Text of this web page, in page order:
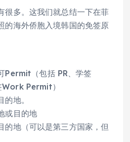
很多。这我们就总结一下在菲
的海外侨胞入境韩国的免签原
Permit（包括 PR、学签
Permit）
地。
或目的地
的地（可以是第三方国家，但